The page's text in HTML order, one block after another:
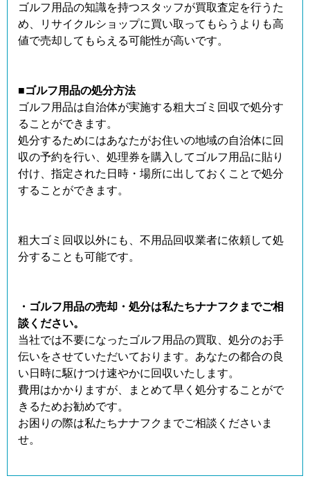
ゴルフ用品の知識を持つスタッフが買取査定を行うた
め、リサイクルショップに買い取ってもらうよりも高
値で売却してもらえる可能性が高いです。
■ゴルフ用品の処分方法
ゴルフ用品は自治体が実施する粗大ゴミ回収で処分す
ることができます。
処分するためにはあなたがお住いの地域の自治体に回
収の予約を行い、処理券を購入してゴルフ用品に貼り
付け、指定された日時・場所に出しておくことで処分
することができます。
粗大ゴミ回収以外にも、不用品回収業者に依頼して処
分することも可能です。
・ゴルフ用品の売却・処分は私たちナナフクまでご相
談ください。
当社では不要になったゴルフ用品の買取、処分のお手
伝いをさせていただいております。あなたの都合の良
い日時に駆けつけ速やかに回収いたします。
費用はかかりますが、まとめて早く処分することがで
きるためお勧めです。
お困りの際は私たちナナフクまでご相談くださいま
せ。